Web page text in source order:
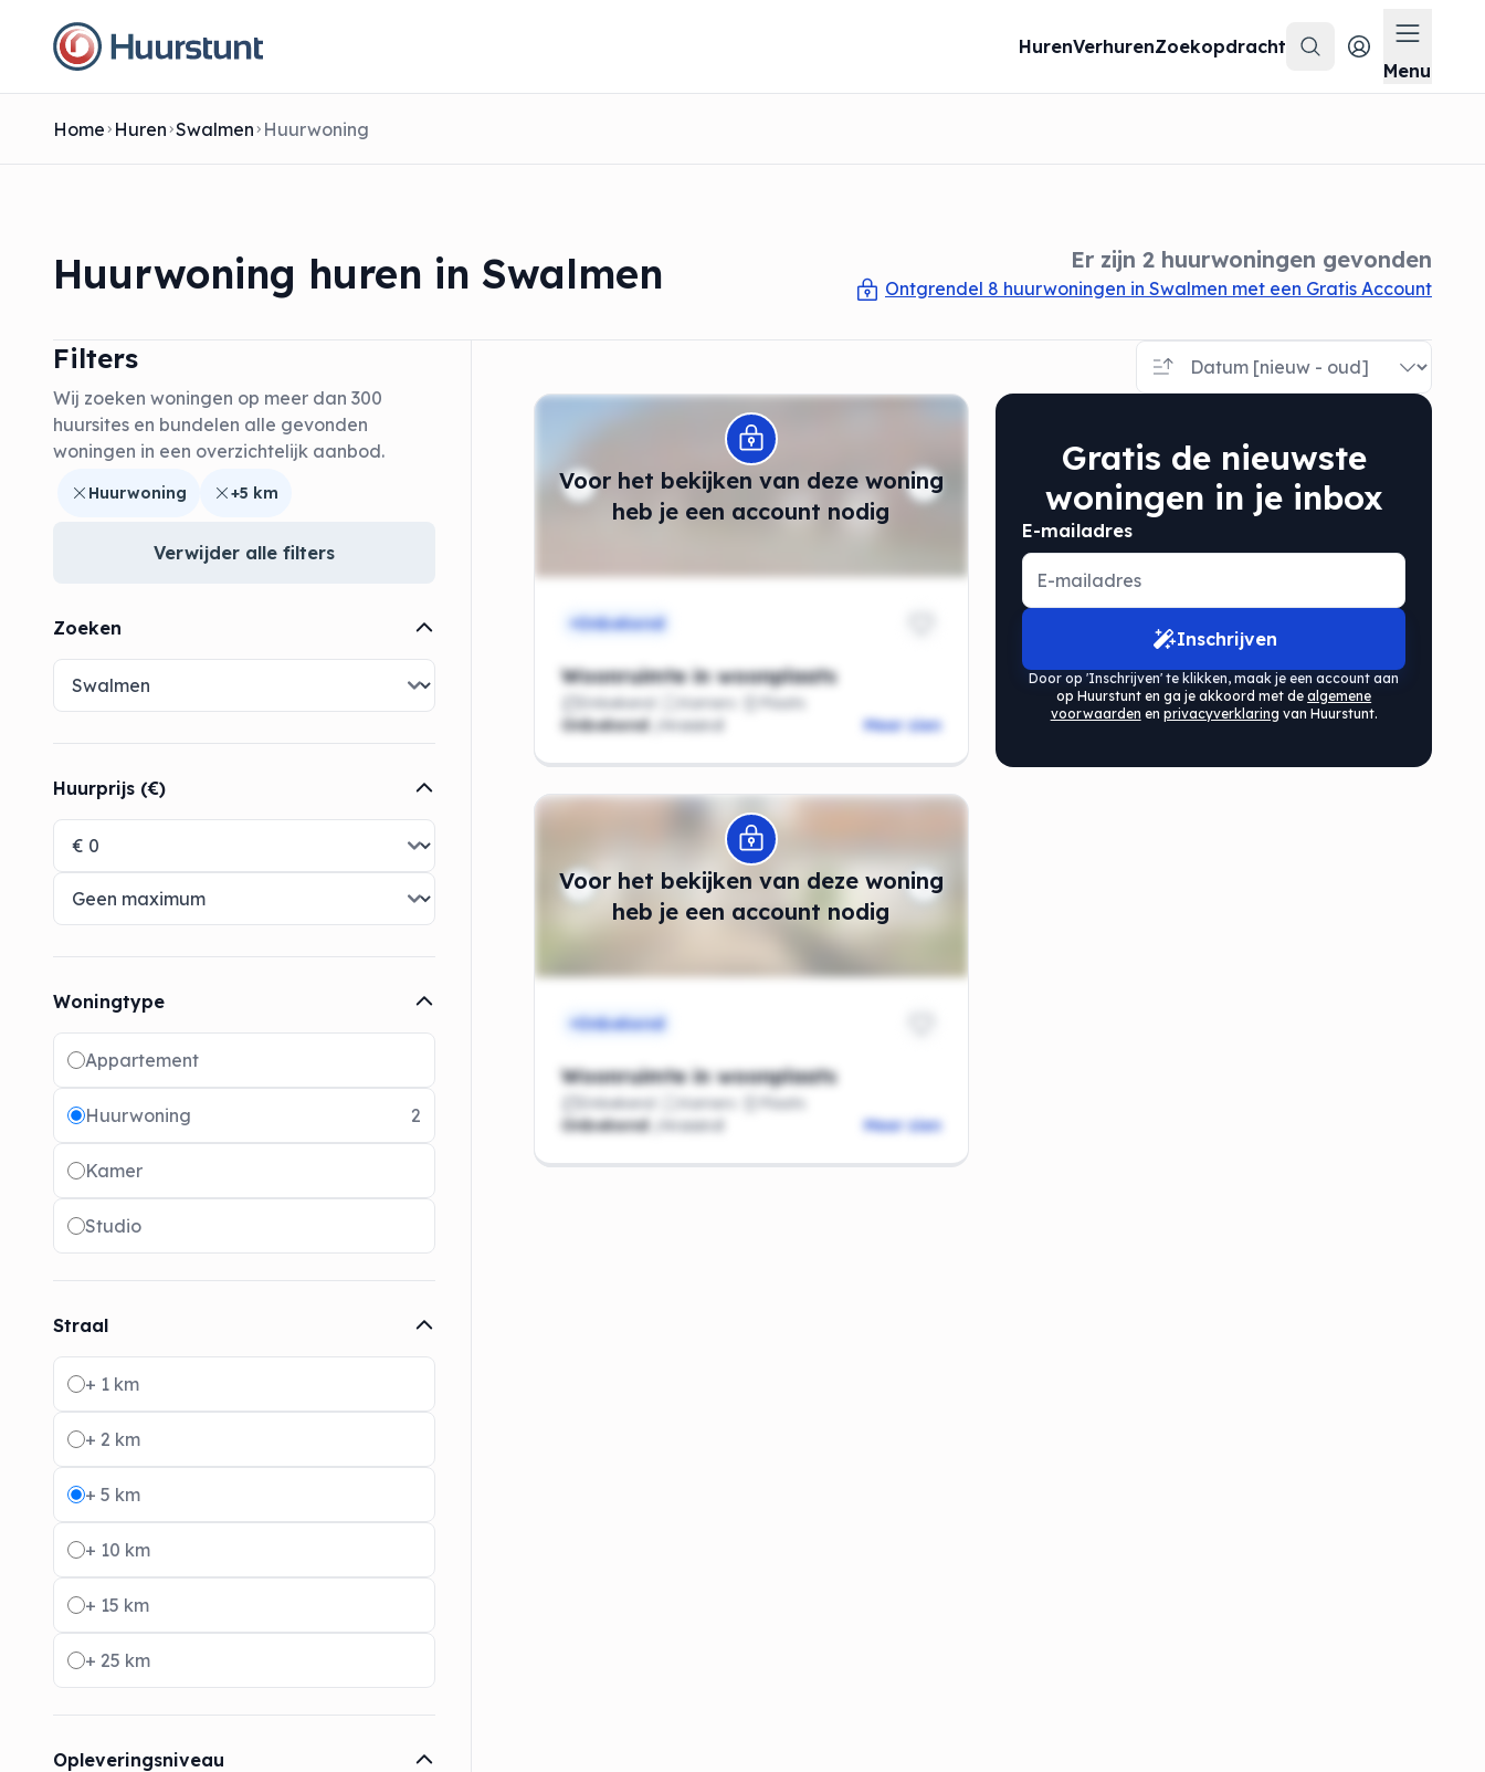
HurenVerhurenZoekopdracht
Zoeken
Menu
Menu
Home Huren Swalmen Huurwoning
Huurwoning huren in Swalmen Er zijn 2 huurwoningen gevonden
Ontgrendel 8 huurwoningen in Swalmen met een Gratis Account
Filters
Wij zoeken woningen op meer dan 300
huursites en bundelen alle gevonden
woningen in een overzichtelijk aanbod.
Huurwoning +5 km
Verwijder alle filters
Zoeken
Huurprijs (€)
Woningtype
Radio buttons
Appartement
Huurwoning 2
Kamer
Studio
Straal
Radio buttons
+ 1 km
+ 2 km
+ 5 km
+ 10 km
+ 15 km
+ 25 km
Opleveringsniveau
Voor het bekijken van deze woning
heb je een account nodig
Modal openen
Onbekend
Woonruimte in woonplaats
Onbekend Kamers
Plaats
Onbekend
/maand Meer zien
Gratis de nieuwste
woningen in je inbox
E-mailadres
Inschrijven
Door op 'Inschrijven' te klikken, maak je een account aan
op Huurstunt en ga je akkoord met dealgemene
voorwaarden en privacyverklaring van Huurstunt.
Voor het bekijken van deze woning
heb je een account nodig
Modal openen
Onbekend
Woonruimte in woonplaats
Onbekend Kamers
Plaats
Onbekend
/maand Meer zien